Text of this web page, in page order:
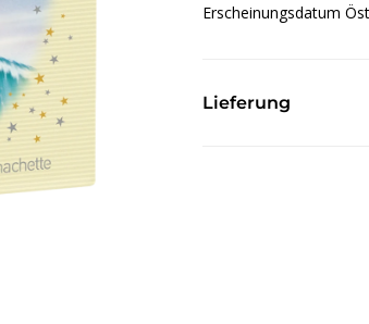
Erscheinungsdatum
Lieferung